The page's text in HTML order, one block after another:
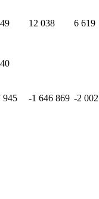
12 038 6 619
945 -1 646 869 -2